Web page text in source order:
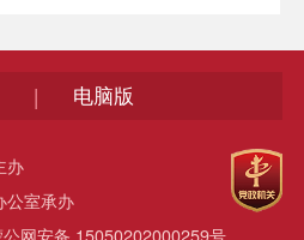
| 电脑版
办
公室承办